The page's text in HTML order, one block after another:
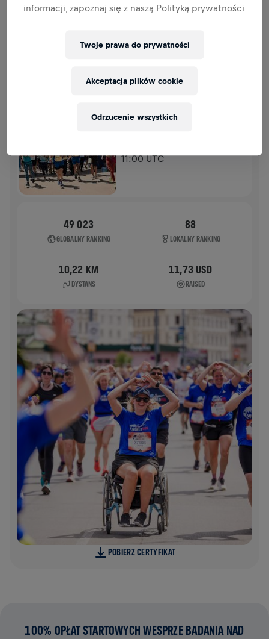
Wpłać, aby zrobić różnicę! 100% Twojej darowizny
WINGS FOR LIFE WORLD RUN 2026
11:00 UTC
49 023
GLOBALNY RANKING
88
LOKALNY RANKING
10,22 KM
DYSTANS
11,73 USD
RAISED
POBIERZ CERTYFIKAT
100% OPŁAT STARTOWYCH WESPRZE BADANIA NAD
informacji, zapoznaj się z naszą Polityką prywatności
Twoje prawa do prywatności
Odrzucenie wszystkich
Akceptacja plików cookie